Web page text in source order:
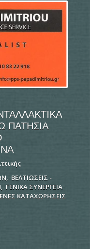
ΠΑΤΗΣΙΑ
, ΒΕΛΤΙΩΣΕΙΣ -
, ΓΕΝΙΚΑ ΣΥΝΕΡΓΕΙΑ
ΚΑΤΑΧΩΡΗΣΕΙΣ